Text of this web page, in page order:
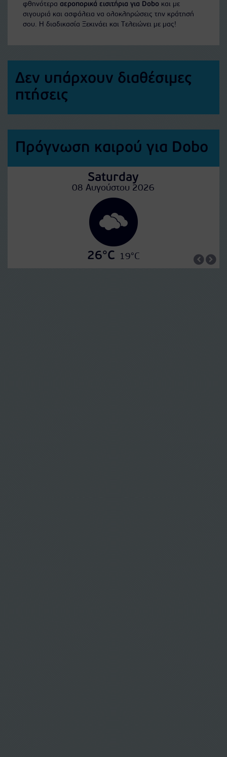
φθηνότερα αεροπορικά εισιτήρια για Dobo και με
σιγουριά και ασφάλεια να ολοκληρώσεις την κράτησή
σου. Η διαδικασία Ξεκινάει και Τελειώνει με μας!
Δεν υπάρχουν διαθέσιμες
πτήσεις
Πρόγνωση καιρού για Dobo
Saturday
08 Αυγούστου 2026
26°C 19°C